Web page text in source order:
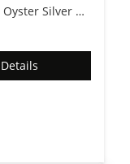
[F0F0] Oyster Silver Metallic
Details